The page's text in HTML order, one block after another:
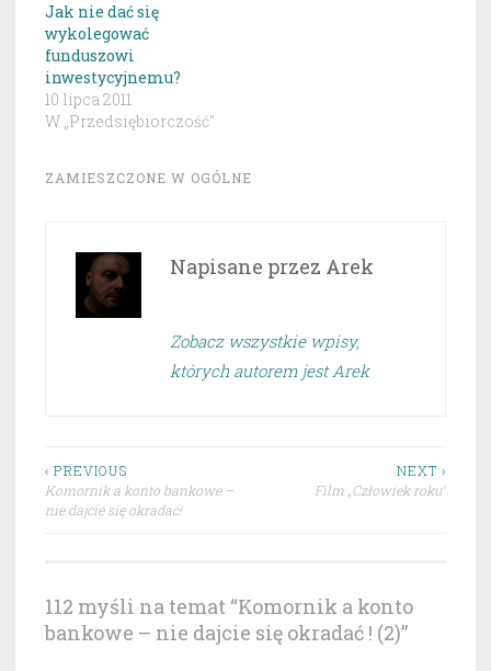
Jak nie dać się
wykolegować
funduszowi
inwestycyjnemu?
10 lipca 2011
W „Przedsiębiorczość"
ZAMIESZCZONE W OGÓLNE
Napisane przez Arek
Zobacz wszystkie wpisy,
których autorem jest Arek
Nawigacja
wpisu
‹ PREVIOUS
Komornik a konto bankowe –
nie dajcie się okradać!
NEXT ›
Film „Człowiek roku”
112 myśli na temat “Komornik a konto
bankowe – nie dajcie się okradać ! (2)”